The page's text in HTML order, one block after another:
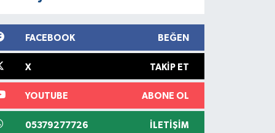
FACEBOOK BEĞEN
X TAKIP ET
YOUTUBE ABONE OL
05379277726 İLETIŞIM